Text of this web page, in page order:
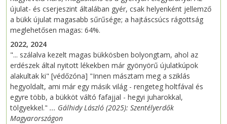
újulat- és cserjeszint általában gyér, csak helyenként jellemző
a bükk újulat magasabb sűrűsége; a hajtáscsúcs rágottság
meglehetősen magas: 64%.
2022, 2024
"... szálalva kezelt magas bükkösben bolyongtam, ahol az
erdészek által nyitott lékekben már gyönyörű újulatkúpok
alakultak ki" [védőzóna] "Innen másztam meg a sziklás
hegyoldalt, ami már egy másik világ - rengeteg holtfával és
egyre több, a bükköt váltó fafajjal - hegyi juharokkal,
tölgyekkel." ... Gálhidy László (2025): Szentélyerdők
Magyarországon